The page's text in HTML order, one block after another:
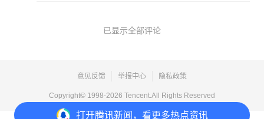
打开腾讯新闻，看更多热点资讯
已显示全部评论
意见反馈 举报中心 隐私政策
Copyright© 1998-2026 Tencent.All Rights Reserved